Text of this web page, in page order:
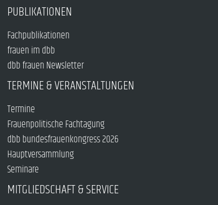
PUBLIKATIONEN
Fachpublikationen
frauen im dbb
dbb frauen Newsletter
TERMINE & VERANSTALTUNGEN
Termine
Frauenpolitische Fachtagung
dbb bundesfrauenkongress 2026
Hauptversammlung
Seminare
MITGLIEDSCHAFT & SERVICE